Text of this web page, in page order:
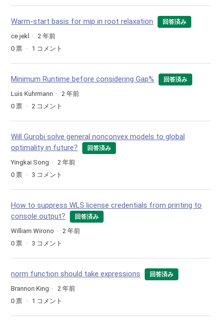
Warm-start basis for mip in root relaxation 回答済み
ce jekl
2 年前
0 票 1 コメント
Minimum Runtime before considering Gap% 回答済み
Luis Kuhrmann
2 年前
0 票 2 コメント
Will Gurobi solve general nonconvex models to global
optimality in future?
回答済み
Yingkai Song
2 年前
0 票 3 コメント
How to suppress WLS license credentials from printing to
console output?
回答済み
William Wirono
2 年前
0 票 3 コメント
norm function should take expressions 回答済み
Brannon King
2 年前
0 票 1 コメント